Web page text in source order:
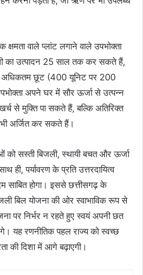
वाले प्लांट लगाने वाले उपभोक्ता
का उत्पादन 25 साल तक कर सकते हैं,
अधिकतम छूट (400 यूनिट पर 200
अपने घर में सौर ऊर्जा से उत्पन्न
से मुक्ति पा सकते हैं, बल्कि अतिरिक्त
अर्जित कर सकते हैं।
को सस्ती बिजली, स्थायी बचत और ऊर्जा
ही, पर्यावरण के प्रति उत्तरदायित्व
साबित होगा। इससे छत्तीसगढ़ के
बिल योजना की ओर स्वाभाविक रूप से
पर निर्भर न रहते हुए स्वयं अपनी छत
यह रणनीतिक पहल राज्य को स्वच्छ
की दिशा में आगे बढ़ाएगी।